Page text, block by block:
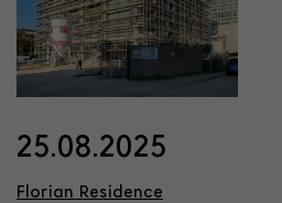
25.08.2025
Florian Residence